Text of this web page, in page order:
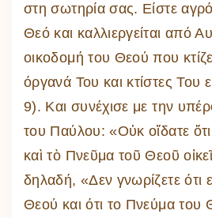
στη σωτηρία σας. Είστε
Θεό και καλλιεργείται από
οικοδομή του Θεού που
όργανά Του και κτίστες Του
9). Και συνέχισε με την
του Παύλου: «Οὐκ οἴδατε
καὶ τὸ Πνεῦμα τοῦ Θεοῦ
δηλαδή, «Δεν γνωρίζετε ότι
Θεού και ότι το Πνεύμα του